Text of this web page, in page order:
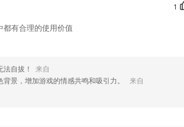
1
有合理的使用价值
自拔！
来自
景，增加游戏的情感共鸣和吸引力。
来自